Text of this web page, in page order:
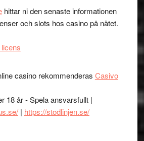
hittar ni den senaste informationen
och slots hos casino på nätet.
casino rekommenderas Casivo
18 år - Spela ansvarsfullt |
| https://stodlinjen.se/